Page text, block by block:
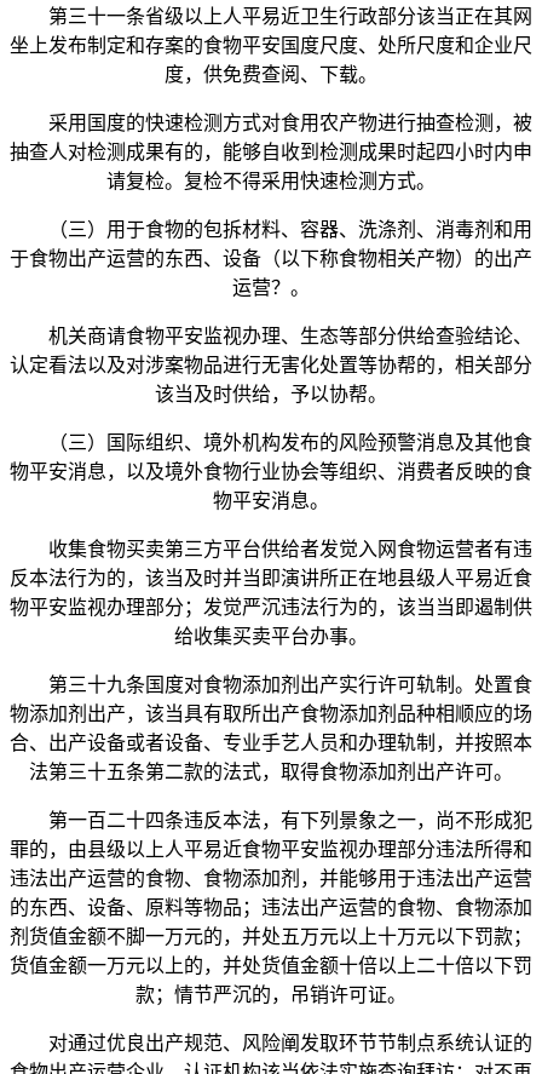
第三十一条省级以上人平易近卫生行政部分该当正在其网
坐上发布制定和存案的食物平安国度尺度、处所尺度和企业尺
度，供免费查阅、下载。
采用国度的快速检测方式对食用农产物进行抽查检测，被
抽查人对检测成果有的，能够自收到检测成果时起四小时内申
请复检。复检不得采用快速检测方式。
（三）用于食物的包拆材料、容器、洗涤剂、消毒剂和用
于食物出产运营的东西、设备（以下称食物相关产物）的出产
运营？。
机关商请食物平安监视办理、生态等部分供给查验结论、
认定看法以及对涉案物品进行无害化处置等协帮的，相关部分
该当及时供给，予以协帮。
（三）国际组织、境外机构发布的风险预警消息及其他食
物平安消息，以及境外食物行业协会等组织、消费者反映的食
物平安消息。
收集食物买卖第三方平台供给者发觉入网食物运营者有违
反本法行为的，该当及时并当即演讲所正在地县级人平易近食
物平安监视办理部分；发觉严沉违法行为的，该当当即遏制供
给收集买卖平台办事。
第三十九条国度对食物添加剂出产实行许可轨制。处置食
物添加剂出产，该当具有取所出产食物添加剂品种相顺应的场
合、出产设备或者设备、专业手艺人员和办理轨制，并按照本
法第三十五条第二款的法式，取得食物添加剂出产许可。
第一百二十四条违反本法，有下列景象之一，尚不形成犯
罪的，由县级以上人平易近食物平安监视办理部分违法所得和
违法出产运营的食物、食物添加剂，并能够用于违法出产运营
的东西、设备、原料等物品；违法出产运营的食物、食物添加
剂货值金额不脚一万元的，并处五万元以上十万元以下罚款；
货值金额一万元以上的，并处货值金额十倍以上二十倍以下罚
款；情节严沉的，吊销许可证。
对通过优良出产规范、风险阐发取环节节制点系统认证的